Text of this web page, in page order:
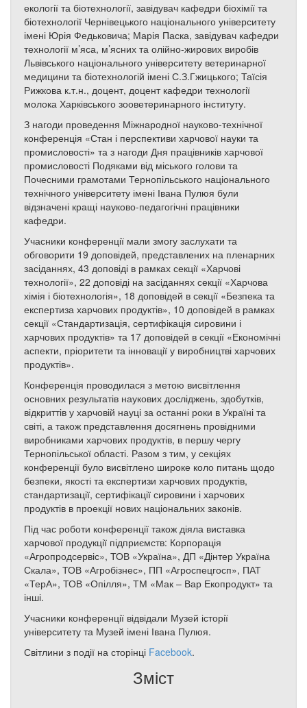
екології та біотехнології, завідувач кафедри біохімії та
біотехнології Чернівецького національного університету
імені Юрія Федьковича; Марія Паска, завідувач кафедри
технології м’яса, м’ясних та олійно-жирових виробів
Львівського національного університету ветеринарної
медицини та біотехнологій імені С.З.Гжицького; Таїсія
Рижкова к.т.н., доцент, доцент кафедри технології
молока Харківського зооветеринарного інституту.
З нагоди проведення Міжнародної науково-технічної
конференція «Стан і перспективи харчової науки та
промисловості» та з нагоди Дня працівників харчової
промисловості Подяками від міського голови та
Почесними грамотами Тернопільського національного
технічного університету імені Івана Пулюя були
відзначені кращі науково-педагогічні працівники
кафедри.
Учасники конференції мали змогу заслухати та
обговорити 19 доповідей, представлених на пленарних
засіданнях, 43 доповіді в рамках секції «Харчові
технології», 22 доповіді на засіданнях секції «Харчова
хімія і біотехнологія», 18 доповідей в секції «Безпека та
експертиза харчових продуктів», 10 доповідей в рамках
секції «Стандартизація, сертифікація сировини і
харчових продуктів» та 17 доповідей в секції «Економічні
аспекти, пріоритети та інновації у виробництві харчових
продуктів».
Конференція проводилася з метою висвітлення
основних результатів наукових досліджень, здобутків,
відкриттів у харчовій науці за останні роки в Україні та
світі, а також представлення досягнень провідними
виробниками харчових продуктів, в першу чергу
Тернопільської області. Разом з тим, у секціях
конференції було висвітлено широке коло питань щодо
безпеки, якості та експертизи харчових продуктів,
стандартизації, сертифікації сировини і харчових
продуктів в проекції нових національних законів.
Під час роботи конференції також діяла виставка
харчової продукції підприємств: Корпорація
«Агропродсервіс», ТОВ «Україна», ДП «Дінтер Україна
Скала», ТОВ «Агробізнес», ПП «Агроспецгосп», ПАТ
«ТерА», ТОВ «Опілля», ТМ «Мак – Вар Екопродукт» та
інші.
Учасники конференції відвідали Музей історії
університету та Музей імені Івана Пулюя.
Світлини з події на сторінці Facebook.
Зміст